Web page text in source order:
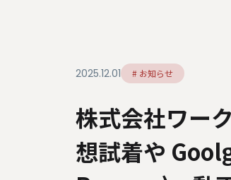
2025.12.01 # お知らせ
株式会社ワー
想試着や